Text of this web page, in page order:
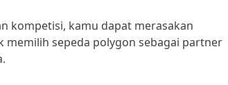
kompetisi, kamu dapat merasakan
memilih sepeda polygon sebagai partner